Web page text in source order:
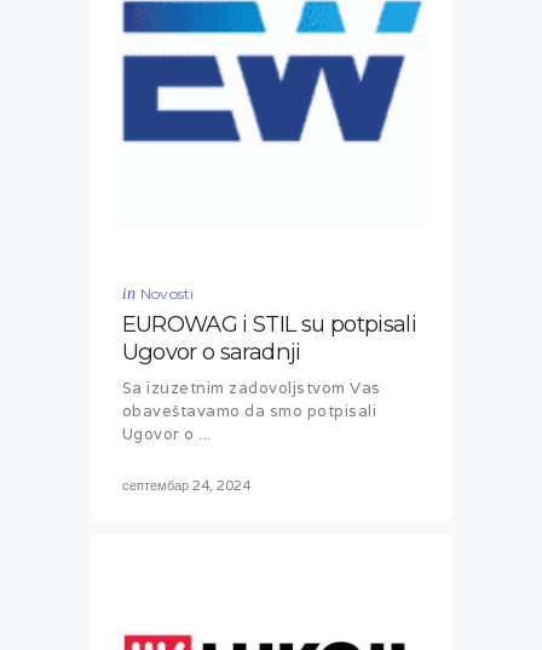
in Novosti
EUROWAG i STIL su potpisali
Ugovor o saradnji
Sa izuzetnim zadovoljstvom Vas
obaveštavamo da smo potpisali
Ugovor o ...
септембар 24, 2024